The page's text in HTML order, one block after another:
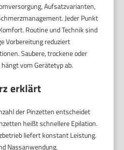
Aufsatzvarianten,
Jeder Punkt
Routine und Technik sind
Vorbereitung reduziert
Saubere, trockene oder
vom Gerätetyp ab.
erklärt
der Pinzetten entscheidet
heißt schnellere Epilation.
liefert konstant Leistung.
Nassanwendung.